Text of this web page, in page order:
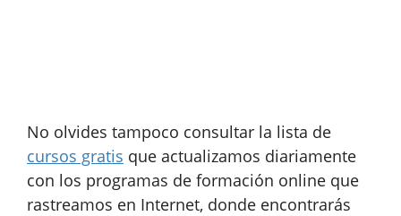
No olvides tampoco consultar la lista de
cursos gratis que actualizamos diariamente
con los programas de formación online que
rastreamos en Internet, donde encontrarás